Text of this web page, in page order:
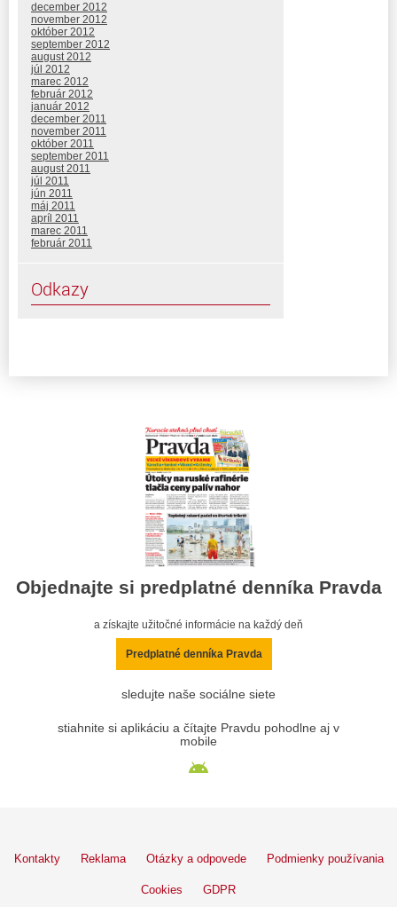
december 2012
november 2012
október 2012
september 2012
august 2012
júl 2012
marec 2012
február 2012
január 2012
december 2011
november 2011
október 2011
september 2011
august 2011
júl 2011
jún 2011
máj 2011
apríl 2011
marec 2011
február 2011
Odkazy
Objednajte si predplatné denníka Pravda
a získajte užitočné informácie na každý deň
Predplatné denníka Pravda
sledujte naše sociálne siete
stiahnite si aplikáciu a čítajte Pravdu pohodlne aj v
mobile
Kontakty Reklama Otázky a odpovede Podmienky používania
Cookies GDPR